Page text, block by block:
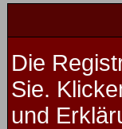
Die
Sie.
und